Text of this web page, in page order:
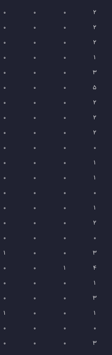
2
0
0
0
2
0
0
0
2
0
0
0
1
0
0
0
3
0
0
0
5
0
0
0
2
0
0
0
2
0
0
0
2
0
0
0
0
0
0
0
1
0
0
0
1
0
0
0
0
0
0
0
1
0
0
0
2
0
0
0
0
0
0
0
3
0
0
1
4
1
0
0
1
0
0
0
3
0
0
0
1
0
0
1
0
0
0
0
3
0
0
0